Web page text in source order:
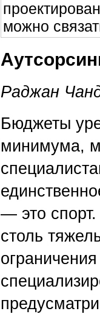
можно
Раджан
Бюджеты
минимума,
— это
столь